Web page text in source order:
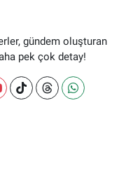
gündem oluşturan
pek çok detay!